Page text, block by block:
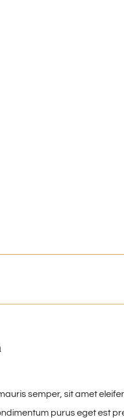
semper, sit amet
purus eget est